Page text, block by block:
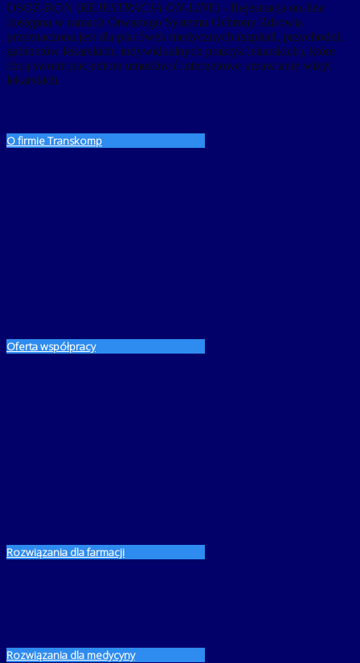
OSOZ-RON (REJESTRACJA ON-LINE) - Rejestracja on-line
dostępna w ramach Otwartego Systemu Ochrony Zdrowia
przeznaczona jest dla placówek medycznych (szpitali, przychodni,
gabinetów lekarskich, indywidualnych praktyk lekarskich), które
chcą swoim pacjentom umożliwić internetowe umawianie wizyt
lekarskich.
O firmie Transkomp
Oferta współpracy
Rozwiązania dla farmacji
Rozwiązania dla medycyny